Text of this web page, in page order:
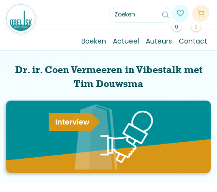
0 0
Boeken Actueel Auteurs Contact
Dr. ir. Coen Vermeeren in Vibestalk met
Tim Douwsma